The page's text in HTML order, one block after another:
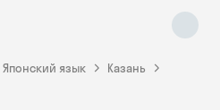
Японский язык
Казань